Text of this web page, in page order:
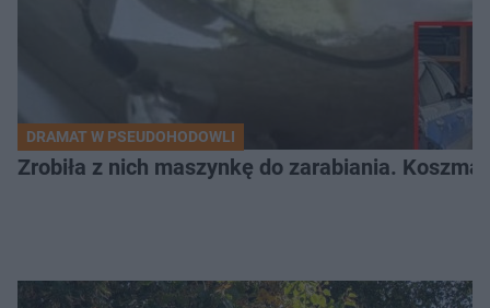
DRAMAT W PSEUDOHODOWLI
Zrobiła z nich maszynkę do zarabiania.